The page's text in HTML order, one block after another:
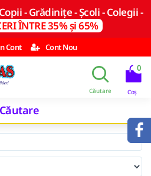
- Grădinițe - Școli - Colegii -
ÎNTRE 35% și 65%
Cont
Cont Nou
0
Căutare